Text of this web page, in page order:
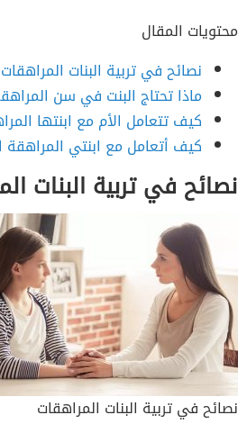
محتويات المقال
نصائح في تربية البنات المراهقات
ماذا تحتاج البنت في سن
كيف تتعامل الأم مع ابنتها
كيف أتعامل مع ابنتي المراهقة
نصائح في تربية البنات
نصائح في تربية البنات المراهقات